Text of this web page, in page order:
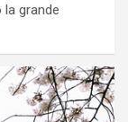
grande